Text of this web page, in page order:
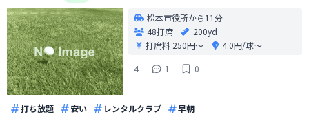
松本市役所から11分
48打席
200yd
打席料 250円〜
4.0円/球〜
4
1 0
打ち放題 安い レンタルクラブ 早朝